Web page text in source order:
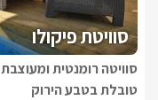
סוויטת פיקולו
סוויטה רומנטית
טובלת בטבע הירוק